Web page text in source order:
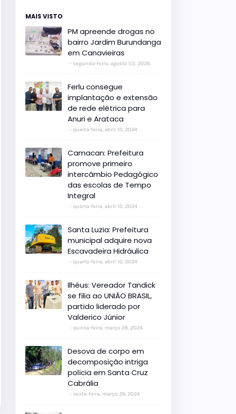
MAIS VISTO
PM apreende drogas no
bairro Jardim Burundanga
em Canavieiras
segunda-feira, agosto 03, 2026
Ferlu consegue
implantação e extensão
de rede elétrica para
Anuri e Arataca
quarta-feira, abril 10, 2024
Camacan: Prefeitura
promove primeiro
intercâmbio Pedagógico
das escolas de Tempo
Integral
quarta-feira, abril 10, 2024
Santa Luzia: Prefeitura
municipal adquire nova
Escavadeira Hidráulica
quarta-feira, abril 10, 2024
Ilhéus: Vereador Tandick
se filia ao UNIÃO BRASIL,
partido liderado por
Valderico Júnior
quinta-feira, março 28, 2024
Desova de corpo em
decomposição intriga
polícia em Santa Cruz
Cabrália
sexta-feira, março 29, 2024